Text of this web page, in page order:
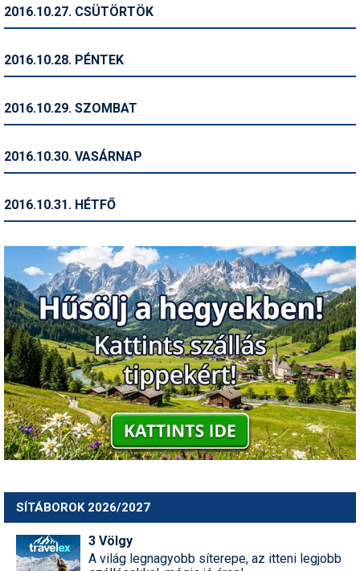
Utazási tippek
2016.10.27. CSÜTÖRTÖK
2016.10.28. PÉNTEK
2016.10.29. SZOMBAT
2016.10.30. VASÁRNAP
2016.10.31. HÉTFŐ
SÍTÁBOROK 2026/2027
3 Völgy
A világ legnagyobb síterepe, az itteni legjobb